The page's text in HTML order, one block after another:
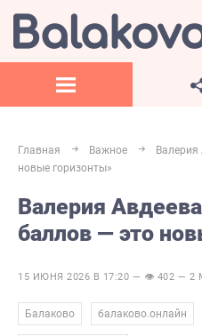
Главная Важное
новые горизонты»
Валерия
баллов — это
15 ИЮНЯ 2026 В 17:20 — 👁 402 — 2
Балаково балаково.онлайн